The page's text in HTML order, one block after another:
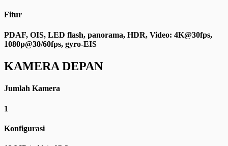
Fitur
PDAF, OIS, LED flash, panorama, HDR, Video: 4K@30fps,
1080p@30/60fps, gyro-EIS
KAMERA DEPAN
Jumlah Kamera
1
Konfigurasi